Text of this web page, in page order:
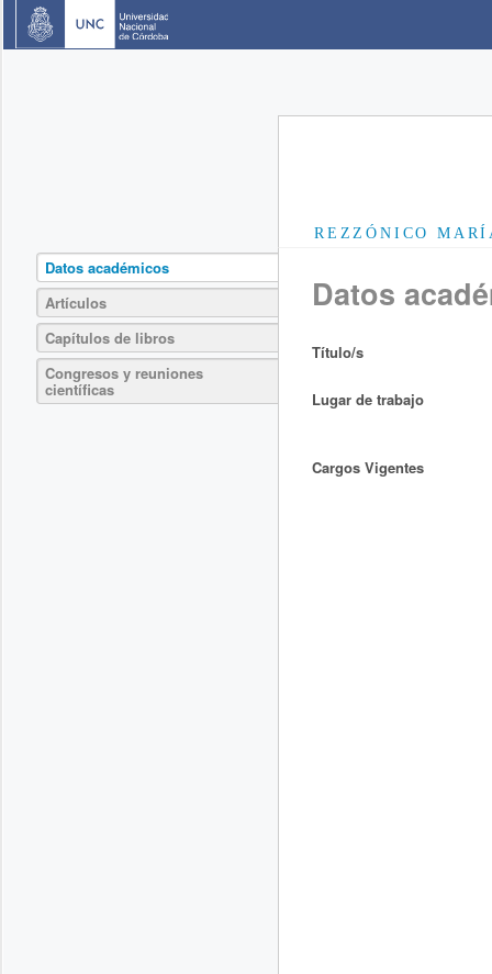
REZZÓNICO
Datos académicos
Artículos
Capítulos de libros
Congresos y reuniones
científicas
Datos
Título/s
Lugar de trabajo
Cargos Vigentes